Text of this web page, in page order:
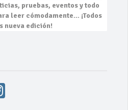
pruebas, eventosy todo
leer cómodamente… ¡Todos
nueva edición!